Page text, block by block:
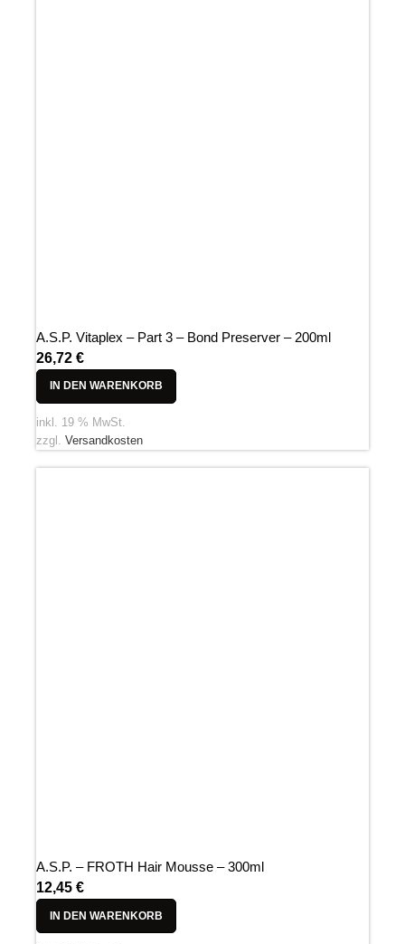
A.S.P. Vitaplex – Part 3 – Bond Preserver – 200ml
26,72 €
IN DEN WARENKORB
inkl. 19 % MwSt.
zzgl. Versandkosten
A.S.P. – FROTH Hair Mousse – 300ml
12,45 €
IN DEN WARENKORB